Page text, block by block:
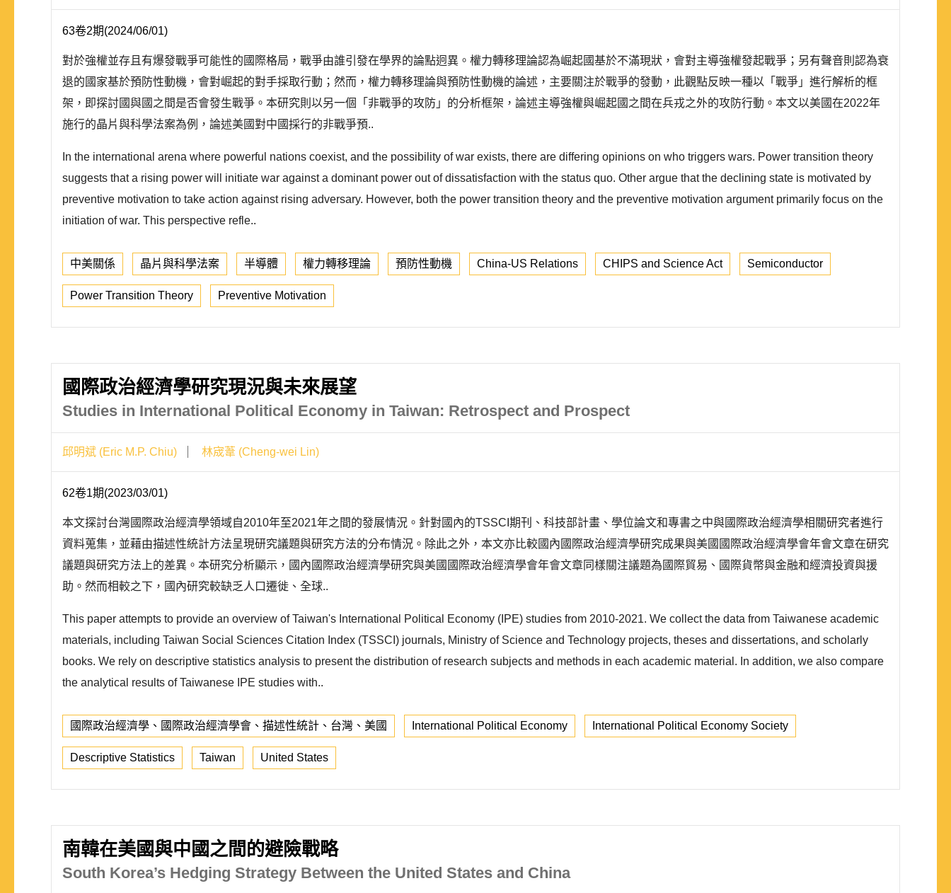
63卷2期(2024/06/01)
對於強權並存且有爆發戰爭可能性的國際格局，戰爭由誰引發在學界的論點迥異。權力轉移理論認為崛起國基於不滿現狀，會對主導強權發起戰爭；另有聲音則認為衰
退的國家基於預防性動機，會對崛起的對手採取行動；然而，權力轉移理論與預防性動機的論述，主要關注於戰爭的發動，此觀點反映一種以「戰爭」進行解析的框
架，即探討國與國之間是否會發生戰爭。本研究則以另一個「非戰爭的攻防」的分析框架，論述主導強權與崛起國之間在兵戎之外的攻防行動。本文以美國在2022年
施行的晶片與科學法案為例，論述美國對中國採行的非戰爭預..
In the international arena where powerful nations coexist, and the possibility of war exists, there are differing opinions on who triggers wars. Power transition theory
suggests that a rising power will initiate war against a dominant power out of dissatisfaction with the status quo. Other argue that the declining state is motivated by
preventive motivation to take action against rising adversary. However, both the power transition theory and the preventive motivation argument primarily focus on the
initiation of war. This perspective refle..
中美關係 晶片與科學法案 半導體 權力轉移理論 預防性動機 China-US Relations CHIPS and Science Act Semiconductor
Power Transition Theory Preventive Motivation
國際政治經濟學研究現況與未來展望
Studies in International Political Economy in Taiwan: Retrospect and Prospect
邱明斌 (Eric M.P. Chiu) 林宬葦 (Cheng-wei Lin)
62卷1期(2023/03/01)
本文探討台灣國際政治經濟學領域自2010年至2021年之間的發展情況。針對國內的TSSCI期刊、科技部計畫、學位論文和專書之中與國際政治經濟學相關研究者進行
資料蒐集，並藉由描述性統計方法呈現研究議題與研究方法的分布情況。除此之外，本文亦比較國內國際政治經濟學研究成果與美國國際政治經濟學會年會文章在研究
議題與研究方法上的差異。本研究分析顯示，國內國際政治經濟學研究與美國國際政治經濟學會年會文章同樣關注議題為國際貿易、國際貨幣與金融和經濟投資與援
助。然而相較之下，國內研究較缺乏人口遷徙、全球..
This paper attempts to provide an overview of Taiwan's International Political Economy (IPE) studies from 2010-2021. We collect the data from Taiwanese academic
materials, including Taiwan Social Sciences Citation Index (TSSCI) journals, Ministry of Science and Technology projects, theses and dissertations, and scholarly
books. We rely on descriptive statistics analysis to present the distribution of research subjects and methods in each academic material. In addition, we also compare
the analytical results of Taiwanese IPE studies with..
國際政治經濟學、國際政治經濟學會、描述性統計、台灣、美國 International Political Economy International Political Economy Society
Descriptive Statistics Taiwan United States
南韓在美國與中國之間的避險戰略
South Korea’s Hedging Strategy Between the United States and China